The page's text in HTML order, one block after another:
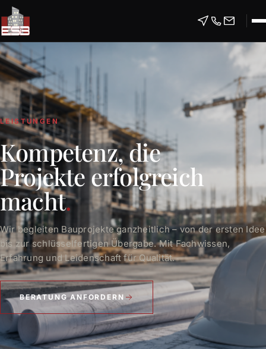
LEISTUNGEN
Kompetenz, die
Projekte erfolgreich
macht.
Wir begleiten Bauprojekte ganzheitlich – von der ersten Idee
bis zur schlüsselfertigen Übergabe. Mit Fachwissen,
Erfahrung und Leidenschaft für Qualität.
BERATUNG ANFORDERN